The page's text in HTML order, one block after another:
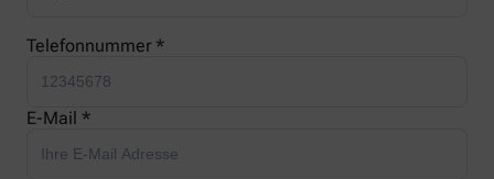
Telefonnummer *
E-Mail *